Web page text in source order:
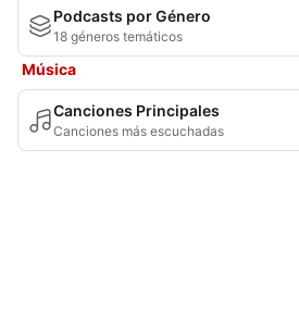
Podcasts por Género
18 géneros temáticos
Música
Canciones Principales
Canciones más escuchadas